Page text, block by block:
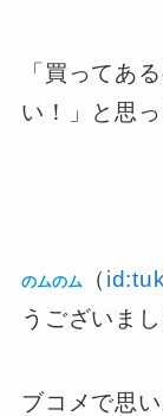
「買ってあ
い！」と思
のムのム（
うございまし
ブコメで思